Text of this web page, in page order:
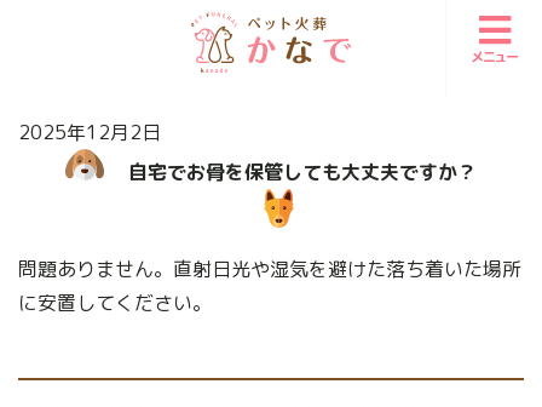
メニュー
2025年12月2日
自宅でお骨を保管しても大丈夫ですか？
問題ありません。直射日光や湿気を避けた落ち着いた場所
に安置してください。